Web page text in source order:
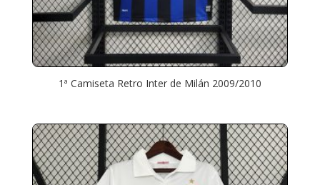
1ª Camiseta Retro Inter de Milán 2009/2010